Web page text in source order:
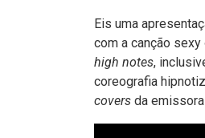
Eis uma
com a canção sexy
high notes,
coreografia
covers da emissora